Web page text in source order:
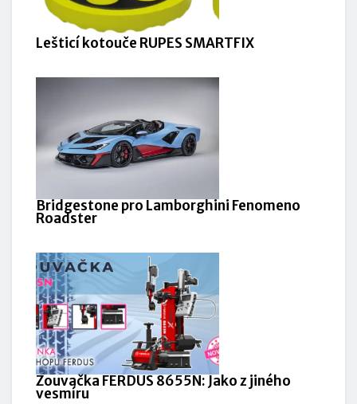
Lešticí kotouče RUPES SMARTFIX
Bridgestone pro Lamborghini Fenomeno
Roadster
Zouvačka FERDUS 8655N: Jako z jiného
vesmíru